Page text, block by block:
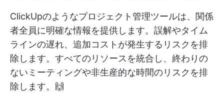
ClickUpのようなプロジェクト管理ツールは、関係
者全員に明確な情報を提供します。誤解やタイム
ラインの遅れ、追加コストが発生するリスクを排
除します。すべてのリソースを統合し、終わりの
ないミーティングや非生産的な時間のリスクを排
除します。🙌